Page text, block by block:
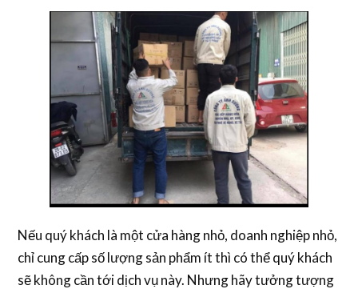
Nếu quý khách là một cửa hàng nhỏ, doanh nghiệp nhỏ,
chỉ cung cấp số lượng sản phẩm ít thì có thể quý khách
sẽ không cần tới dịch vụ này. Nhưng hãy tưởng tượng